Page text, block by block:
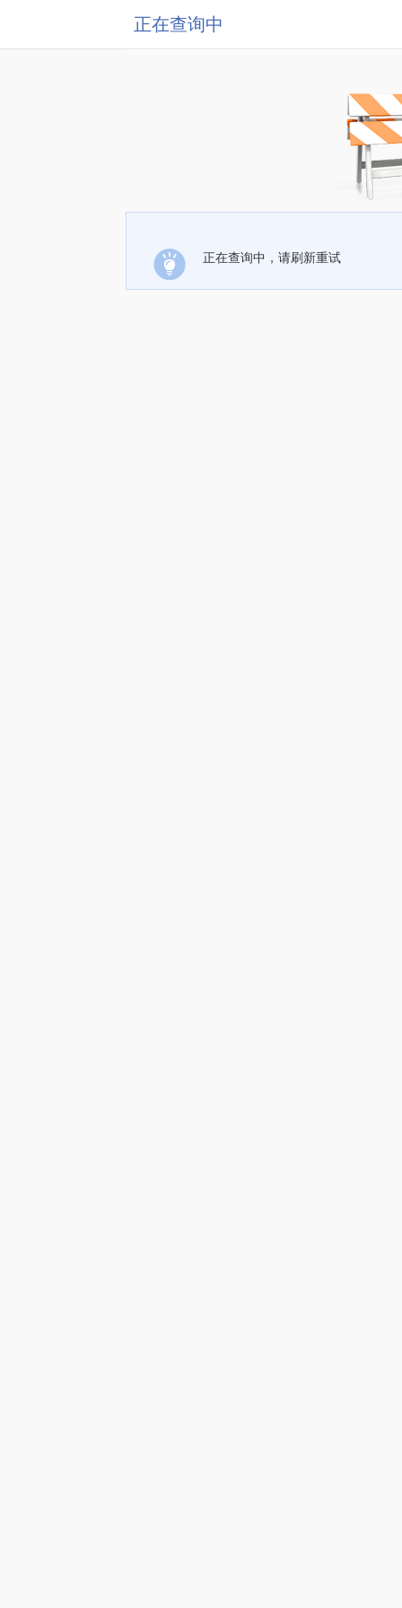
正在查询中
正在查询中，请刷新重试